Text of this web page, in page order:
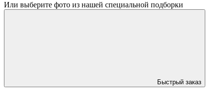
Или выберите фото из нашей специальной подборки
Быстрый заказ